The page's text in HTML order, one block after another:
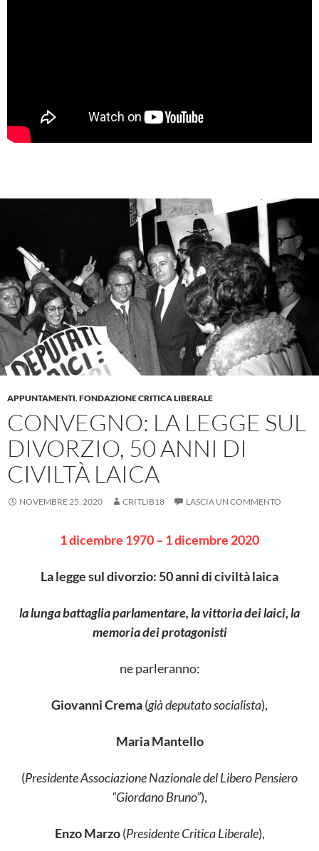
APPUNTAMENTI,FONDAZIONE CRITICA LIBERALE
CONVEGNO: LA LEGGE SUL
DIVORZIO, 50 ANNI DI
CIVILTÀ LAICA
NOVEMBRE 25, 2020 CRITLIB18 LASCIA UN COMMENTO
1 dicembre 1970 – 1 dicembre 2020
La legge sul divorzio: 50 anni di civiltà laica
la lunga battaglia parlamentare, la vittoria dei laici, la
memoria dei protagonisti
ne parleranno:
Giovanni Crema(già deputato socialista),
Maria Mantello
(Presidente Associazione Nazionale del Libero Pensiero
“Giordano Bruno”),
Enzo Marzo(Presidente Critica Liberale),